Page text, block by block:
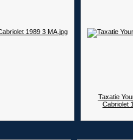
Taxatie
Cabriolet